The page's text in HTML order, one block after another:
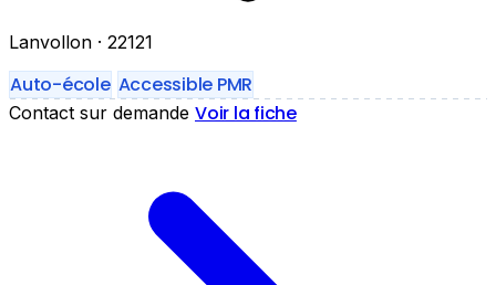
Lanvollon · 22121
Auto-école Accessible PMR
Contact sur demande Voir la fiche